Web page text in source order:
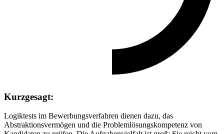
Kurzgesagt:
Logiktests im Bewerbungsverfahren dienen dazu, das
Abstraktionsvermögen und die Problemlösungskompetenz von